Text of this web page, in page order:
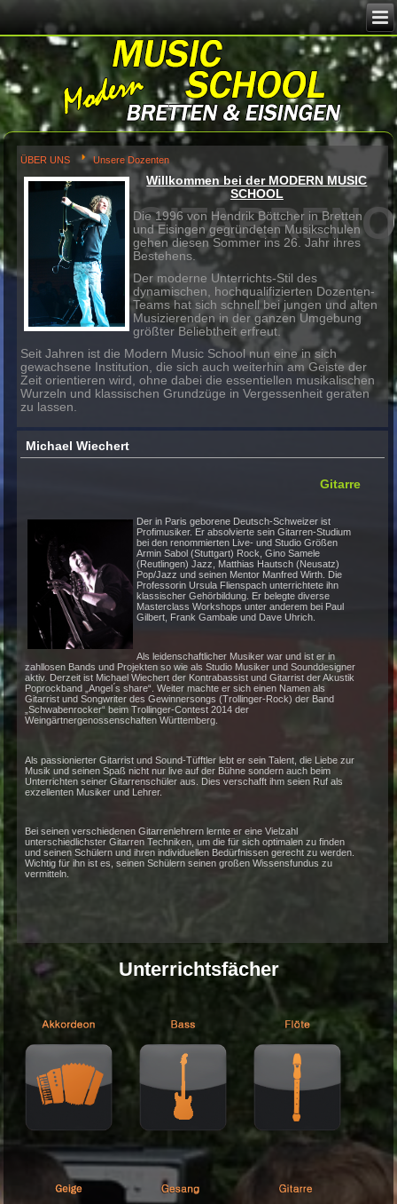
02
MMStudio
ÜBER UNS Unsere Dozenten
Willkommen bei der MODERN
SCHOOL
Die 1996 von Hendrik Böttcher in
und Eisingen gegründeten
gehen diesen Sommer ins 26. Jahr
Bestehens.
Der moderne Unterrichts-Stil des
dynamischen, hochqualifizierten
Teams hat sich schnell bei jungen
Musizierenden in der ganzen
größter Beliebtheit erfreut.
gewachsene Institution, die sich auch weiterhin am
Zeit orientieren wird, ohne dabei die essentiellen
Michael Wiechert
Der in Paris geborene Deutsch-Schweizer ist
Profimusiker. Er absolvierte sein Gitarren-
bei den renommierten Live- und Studio Größen
Armin Sabol (Stuttgart) Rock, Gino Samele
(Reutlingen) Jazz, Matthias Hautsch
Pop/Jazz und seinen Mentor Manfred Wirth.
Professorin Ursula Flienspach unterrichtete
klassischer Gehörbildung. Er belegte diverse
Masterclass Workshops unter anderem bei
Gilbert, Frank Gambale und Dave Uhrich.
Als leidenschaftlicher Musiker war und ist er in
zahllosen Bands und Projekten so wie als Studio Musiker und
aktiv. Derzeit ist Michael Wiechert der Kontrabassist und Gitarrist der
„Schwabenrocker“ beim Trollinger-Contest 2014 der
Weingärtnergenossenschaften Württemberg.
Als passionierter Gitarrist und Sound-Tüfftler lebt er sein Talent, die
Musik und seinen Spaß nicht nur live auf der Bühne sondern auch beim
Unterrichten seiner Gitarrenschüler aus. Dies verschafft ihm seien Ruf
Bei seinen verschiedenen Gitarrenlehrern lernte er eine Vielzahl
unterschiedlichster Gitarren Techniken, um die für sich optimalen zu
und seinen Schülern und ihren individuellen Bedürfnissen gerecht zu
Wichtig für ihn ist es, seinen Schülern seinen großen Wissensfundus zu
vermitteln.
Unterrichtsfächer